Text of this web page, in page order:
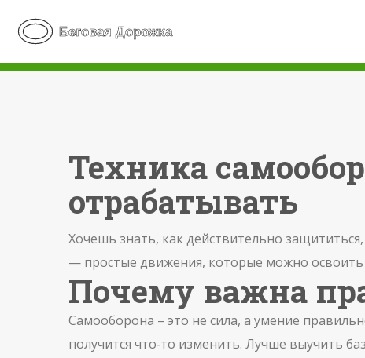
Техника
отрабатывать
Хочешь знать, как действительно
— простые движения, которые можно освоить
Почему важна
Самооборона – это не сила, а умение
получится что‑то изменить. Лучше выучить